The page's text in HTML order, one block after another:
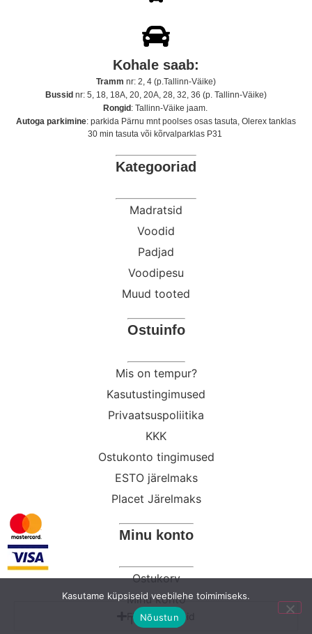
Filtreeri tooteid
Kohale saab:
Tramm nr: 2, 4 (p.Tallinn-Väike)
Bussid nr: 5, 18, 18A, 20, 20A, 28, 32, 36 (p. Tallinn-Väike)
Rongid : Tallinn-Väike jaam.
Autoga parkimine: parkida Pärnu mnt poolses osas tasuta, Olerex tanklas
30 min tasuta või kõrvalparklas P31
Kategooriad
Madratsid
Voodid
Padjad
Voodipesu
Muud tooted
Ostuinfo
Mis on tempur?
Kasutustingimused
Privaatsuspoliitika
KKK
Ostukonto tingimused
ESTO järelmaks
Placet Järelmaks
Minu konto
Ostukorv
Minu konto
Tellimused
Kasutame küpsiseid veebilehe toimimiseks.
Nõustun